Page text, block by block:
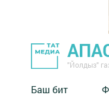
"Йолдыз"
Баш бит